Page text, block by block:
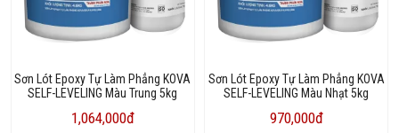
Sơn Lót Epoxy Tự Làm Phẳng KOVA
SELF-LEVELING Màu Trung 5kg
1,064,000đ
Sơn Lót Epoxy Tự Làm Phẳng KOVA
SELF-LEVELING Màu Nhạt 5kg
970,000đ